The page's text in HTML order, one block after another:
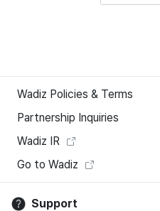
Wadiz Policies & Terms
Partnership Inquiries
Wadiz IR
Go to Wadiz
Support